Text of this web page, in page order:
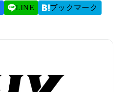
LINE
ブックマーク